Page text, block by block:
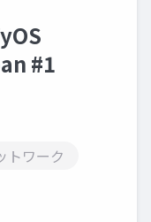
#1
トワーク